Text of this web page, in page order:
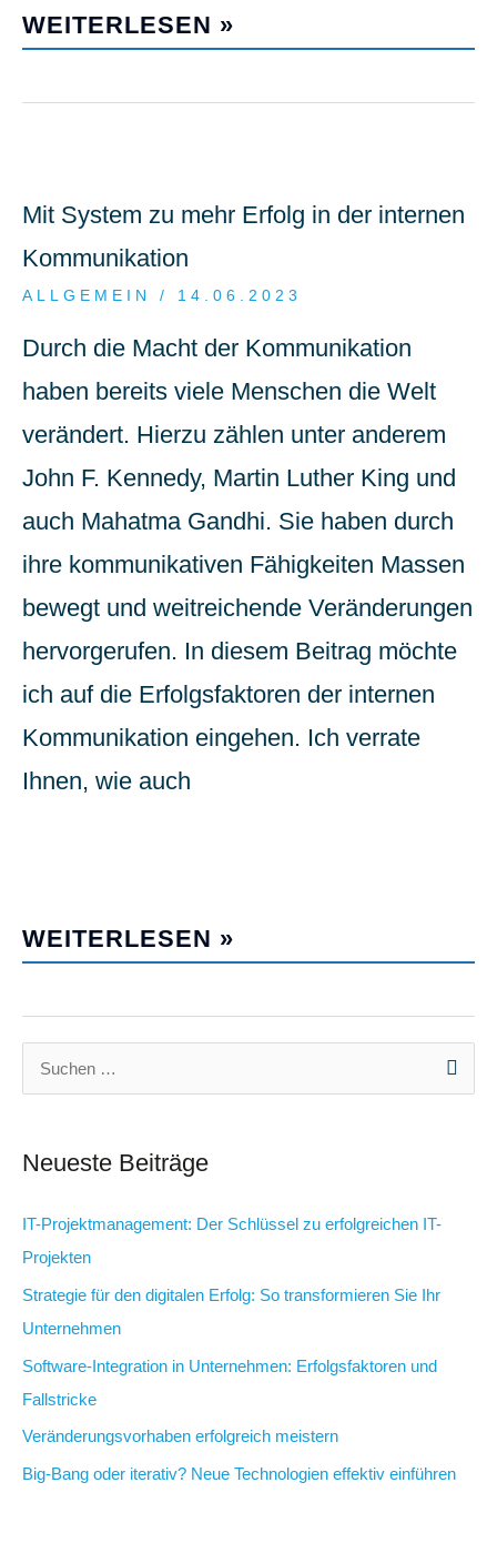
WEITERLESEN »
Mit System zu mehr Erfolg in der internen
Kommunikation
ALLGEMEIN / 14.06.2023
Durch die Macht der Kommunikation
haben bereits viele Menschen die Welt
verändert. Hierzu zählen unter anderem
John F. Kennedy, Martin Luther King und
auch Mahatma Gandhi. Sie haben durch
ihre kommunikativen Fähigkeiten Massen
bewegt und weitreichende Veränderungen
hervorgerufen. In diesem Beitrag möchte
ich auf die Erfolgsfaktoren der internen
Kommunikation eingehen. Ich verrate
Ihnen, wie auch
WEITERLESEN »
h
a
c
h
:
Neueste Beiträge
IT-Projektmanagement: Der Schlüssel zu erfolgreichen IT-
Projekten
Strategie für den digitalen Erfolg: So transformieren Sie Ihr
Unternehmen
Software-Integration in Unternehmen: Erfolgsfaktoren und
Fallstricke
Veränderungsvorhaben erfolgreich meistern
Big-Bang oder iterativ? Neue Technologien effektiv einführen